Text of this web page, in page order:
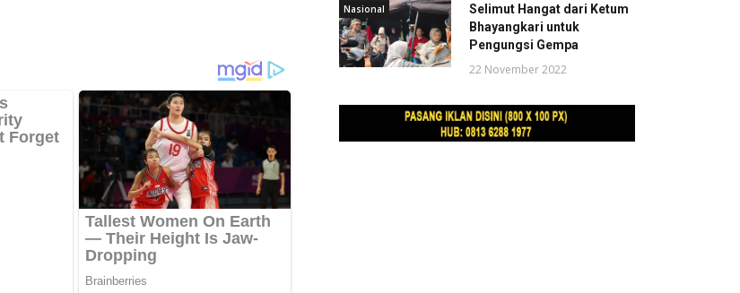
Nasional
Selimut Hangat dari Ketum
Bhayangkari untuk
Pengungsi Gempa
22 November 2022